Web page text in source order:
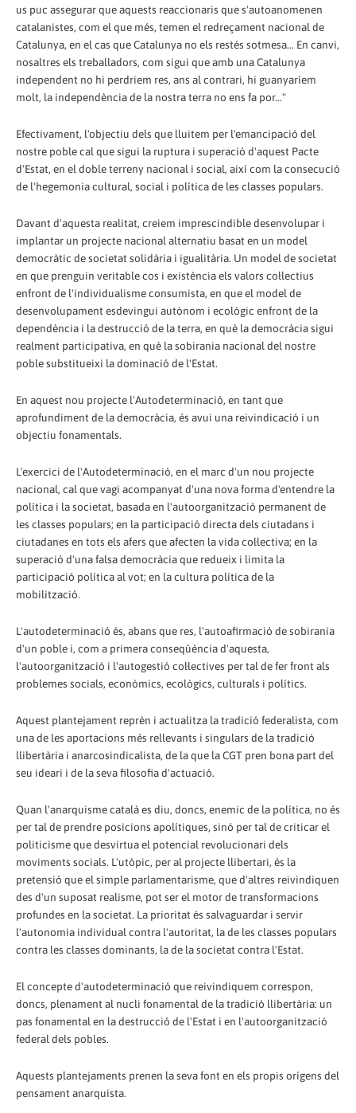
us puc assegurar que aquests reaccionaris que s'autoanomenen
catalanistes, com el que més, temen el redreçament nacional de
Catalunya, en el cas que Catalunya no els restés sotmesa... En canvi,
nosaltres els treballadors, com sigui que amb una Catalunya
independent no hi perdriem res, ans al contrari, hi guanyaríem
molt, la independència de la nostra terra no ens fa por..."
Efectivament, l'objectiu dels que lluitem per l'emancipació del
nostre poble cal que sigui la ruptura i superació d'aquest Pacte
d'Estat, en el doble terreny nacional i social, així com la consecució
de l'hegemonia cultural, social i política de les classes populars.
Davant d'aquesta realitat, creiem imprescindible desenvolupar i
implantar un projecte nacional alternatiu basat en un model
democràtic de societat solidària i igualitària. Un model de societat
en que prenguin veritable cos i existència els valors col·lectius
enfront de l'individualisme consumista, en que el model de
desenvolupament esdevingui autònom i ecològic enfront de la
dependència i la destrucció de la terra, en què la democràcia sigui
realment participativa, en què la sobirania nacional del nostre
poble substitueixi la dominació de l'Estat.
En aquest nou projecte l'Autodeterminació, en tant que
aprofundiment de la democràcia, és avui una reivindicació i un
objectiu fonamentals.
L'exercici de l'Autodeterminació, en el marc d'un nou projecte
nacional, cal que vagi acompanyat d'una nova forma d'entendre la
política i la societat, basada en l'autoorganització permanent de
les classes populars; en la participació directa dels ciutadans i
ciutadanes en tots els afers que afecten la vida col·lectiva; en la
superació d'una falsa democràcia que redueix i limita la
participació política al vot; en la cultura política de la
mobilització.
L'autodeterminació és, abans que res, l'autoafirmació de sobirania
d'un poble i, com a primera conseqüència d'aquesta,
l'autoorganització i l'autogestió col·lectives per tal de fer front als
problemes socials, econòmics, ecològics, culturals i polítics.
Aquest plantejament reprèn i actualitza la tradició federalista, com
una de les aportacions més rellevants i singulars de la tradició
llibertària i anarcosindicalista, de la que la CGT pren bona part del
seu ideari i de la seva filosofia d'actuació.
Quan l'anarquisme català es diu, doncs, enemic de la política, no és
per tal de prendre posicions apolítiques, sinó per tal de criticar el
politicisme que desvirtua el potencial revolucionari dels
moviments socials. L'utòpic, per al projecte llibertari, és la
pretensió que el simple parlamentarisme, que d'altres reivindiquen
des d'un suposat realisme, pot ser el motor de transformacions
profundes en la societat. La prioritat és salvaguardar i servir
l'autonomia individual contra l'autoritat, la de les classes populars
contra les classes dominants, la de la societat contra l'Estat.
El concepte d'autodeterminació que reivindiquem correspon,
doncs, plenament al nucli fonamental de la tradició llibertària: un
pas fonamental en la destrucció de l'Estat i en l'autoorganització
federal dels pobles.
Aquests plantejaments prenen la seva font en els propis orígens del
pensament anarquista.